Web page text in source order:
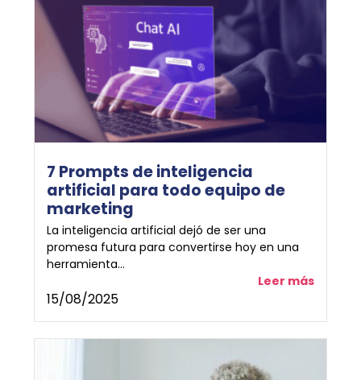
7 Prompts de inteligencia
artificial para todo equipo de
marketing
La inteligencia artificial dejó de ser una
promesa futura para convertirse hoy en una
herramienta...
Leer más
15/08/2025